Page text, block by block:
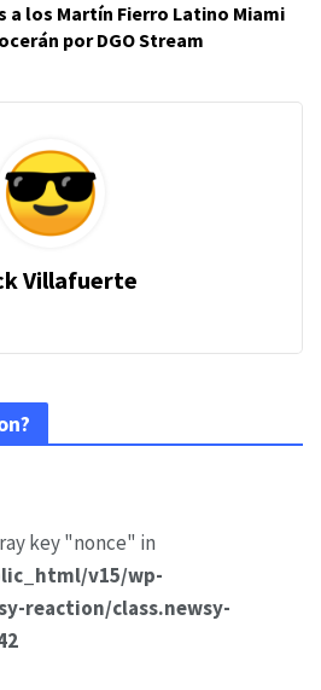
a los Martín Fierro Latino Miami
por DGO Stream
Villafuerte
key "nonce" in
v15/wp-
reaction/class.newsy-